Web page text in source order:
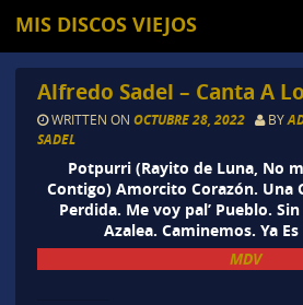
MIS DISCOS VIEJOS
Alfredo Sadel – Canta A
WRITTEN ON OCTUBRE 28, 2022 BY
SADEL
Potpurri (Rayito de Luna, No
Contigo) Amorcito Corazón. Una
Perdida. Me voy pal’ Pueblo.
Azalea. Caminemos. Ya
MDV